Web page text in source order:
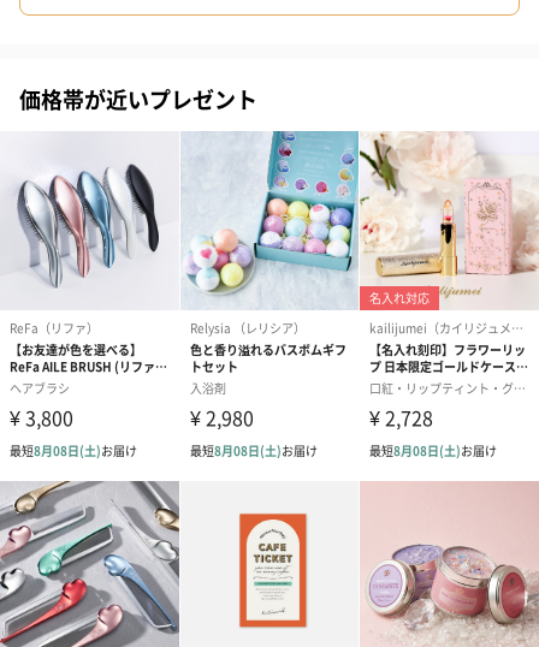
ベビーグッズ
出産祝いギフトへの＋αにおすすめです。新生児〜1歳ごろまでの
赤ちゃん向けのアイテムをご用意しました。
商品と同梱してお届けいたします。
スタイ（ブルー）
（2,310円）
（1,650円）
価格帯が近いプレゼント